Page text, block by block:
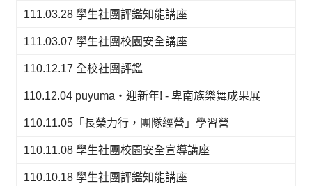
111.03.28 學生社團評鑑知能講座
111.03.07 學生社團校園安全講座
110.12.17 全校社團評鑑
110.12.04 puyuma‧迎新年! - 卑南族樂舞成果展
110.11.05「長榮力行，團隊經營」學習營
110.11.08 學生社團校園安全宣導講座
110.10.18 學生社團評鑑知能講座